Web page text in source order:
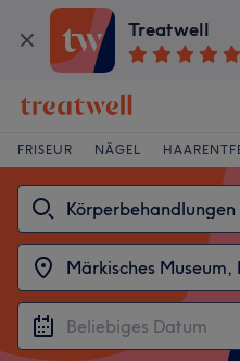
Treatwell
FRISEUR NÄGEL